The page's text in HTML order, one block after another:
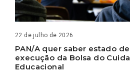
22 de julho de 2026
PAN/A quer saber estado de
execução da Bolsa do
Educacional